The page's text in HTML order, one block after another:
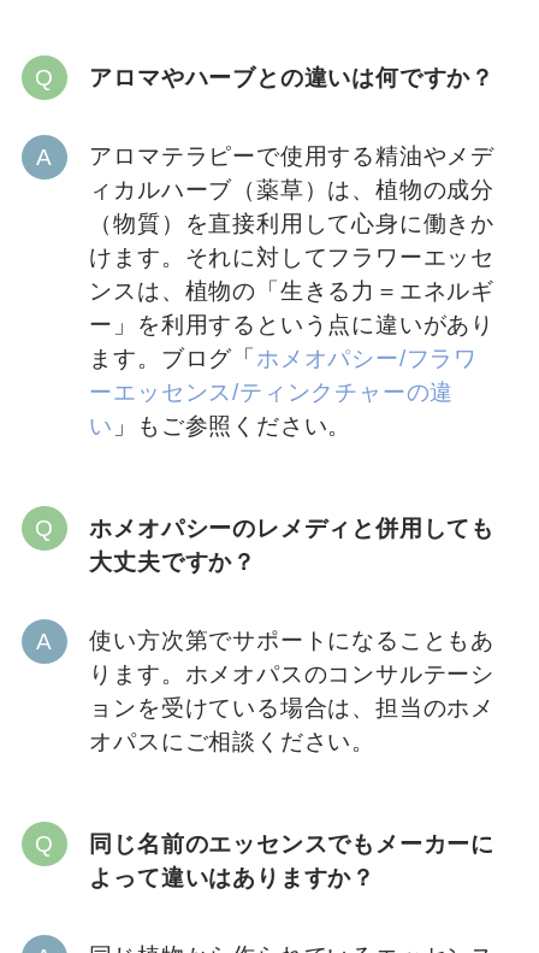
アロマやハーブとの違いは何ですか？
アロマテラピーで使用する精油やメデ
ィカルハーブ（薬草）は、植物の成分
（物質）を直接利用して心身に働きか
けます。それに対してフラワーエッセ
ンスは、植物の「生きる力＝エネルギ
ー」を利用するという点に違いがあり
ます。ブログ「 ホメオパシー/フラワ
ーエッセンス/ティンクチャーの違
い 」もご参照ください。
ホメオパシーのレメディと併用しても
大丈夫ですか？
使い方次第でサポートになることもあ
ります。ホメオパスのコンサルテーシ
ョンを受けている場合は、担当のホメ
オパスにご相談ください。
同じ名前のエッセンスでもメーカーに
よって違いはありますか？